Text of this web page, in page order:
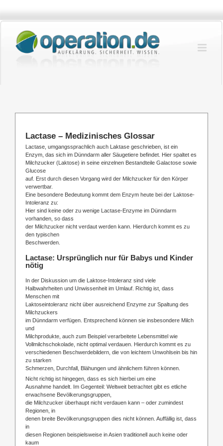
springen
Lactase – Medizinisches Glossar
Lactase, umgangssprachlich auch Laktase geschrieben, ist ein
Enzym, das sich im Dünndarm aller Säugetiere befindet. Hier spaltet es
Milchzucker (Laktose) in seine einzelnen Bestandteile Galactose sowie
Glucose
auf. Erst durch diesen Vorgang wird der Milchzucker für den Körper
verwertbar.
Eine besondere Bedeutung kommt dem Enzym heute bei der Laktose-
Intoleranz zu:
Hier sind keine oder zu wenige Lactase-Enzyme im Dünndarm
vorhanden, so dass
der Milchzucker nicht verdaut werden kann. Hierdurch kommt es zu
den typischen
Beschwerden.
Lactase: Ursprünglich nur für Babys und Kinder
nötig
In der Diskussion um die Laktose-Intoleranz sind viele
Halbwahrheiten und Unwissenheit im Umlauf. Richtig ist, dass
Menschen mit
Laktoseintoleranz nicht über ausreichend Enzyme zur Spaltung des
Milchzuckers
im Dünndarm verfügen. Entsprechend können sie insbesondere Milch
und
Milchprodukte, auch zum Beispiel verarbeitete Lebensmittel wie
Vollmilchschokolade, nicht optimal verdauen. Hierdurch kommt es zu
verschiedenen Beschwerdebildern, die von leichtem Unwohlsein bis hin
zu starken
Schmerzen, Durchfall, Blähungen und ähnlichem führen können.
Nicht richtig ist hingegen, dass es sich hierbei um eine
Ausnahme handelt. Im Gegenteil: Weltweit betrachtet gibt es etliche
erwachsene Bevölkerungsgruppen,
die Milchzucker überhaupt nicht verdauen kann – oder zumindest
Regionen, in
denen breite Bevölkerungsgruppen dies nicht können. Auffällig ist, dass
in
diesen Regionen beispielsweise in Asien traditionell auch keine oder
kaum